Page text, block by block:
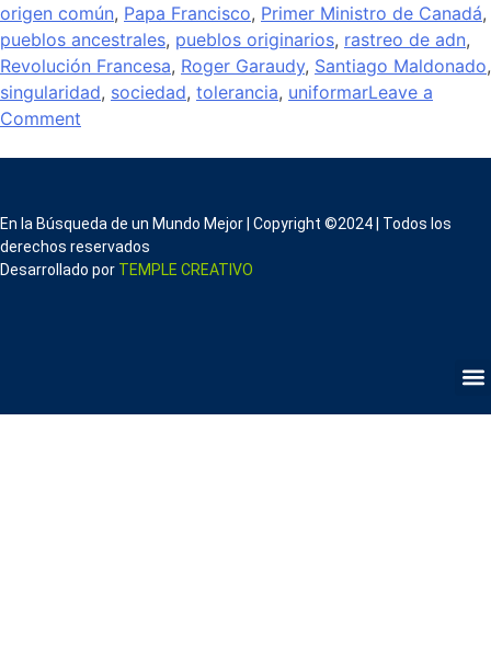
origen común, Papa Francisco, Primer Ministro de Canadá,
pueblos ancestrales, pueblos originarios, rastreo de adn,
Revolución Francesa, Roger Garaudy, Santiago Maldonado,
singularidad, sociedad, tolerancia, uniformarLeave a
Comment
En la Búsqueda de un Mundo Mejor | Copyright ©2024 | Todos los
derechos reservados
Desarrollado por TEMPLE CREATIVO